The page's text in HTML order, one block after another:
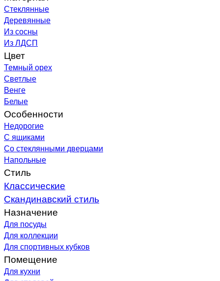
Стеклянные
Деревянные
Из сосны
Из ЛДСП
Цвет
Темный орех
Светлые
Венге
Белые
Особенности
Недорогие
С ящиками
Со стеклянными дверцами
Напольные
Стиль
Классические
Скандинавский стиль
Назначение
Для посуды
Для коллекции
Для спортивных кубков
Помещение
Для кухни